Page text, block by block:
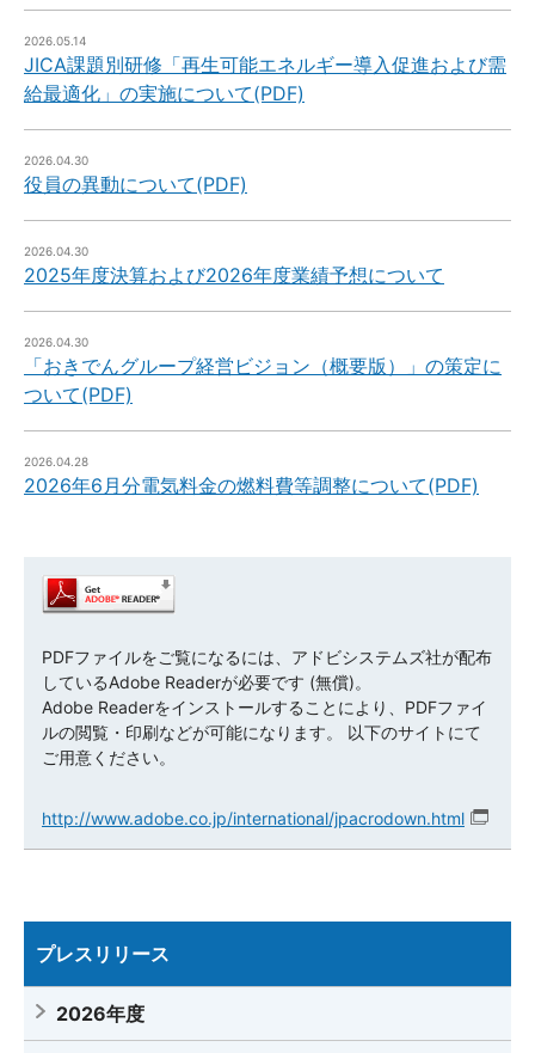
2026.05.14
JICA課題別研修「再生可能エネルギー導入促進および需
給最適化」の実施について(PDF)
2026.04.30
役員の異動について(PDF)
2026.04.30
2025年度決算および2026年度業績予想について
2026.04.30
「おきでんグループ経営ビジョン（概要版）」の策定に
ついて(PDF)
2026.04.28
2026年6月分電気料金の燃料費等調整について(PDF)
PDFファイルをご覧になるには、アドビシステムズ社が配布
しているAdobe Readerが必要です (無償)。
Adobe Readerをインストールすることにより、PDFファイ
ルの閲覧・印刷などが可能になります。 以下のサイトにて
ご用意ください。
http://www.adobe.co.jp/international/jpacrodown.html
プレスリリース
2026年度